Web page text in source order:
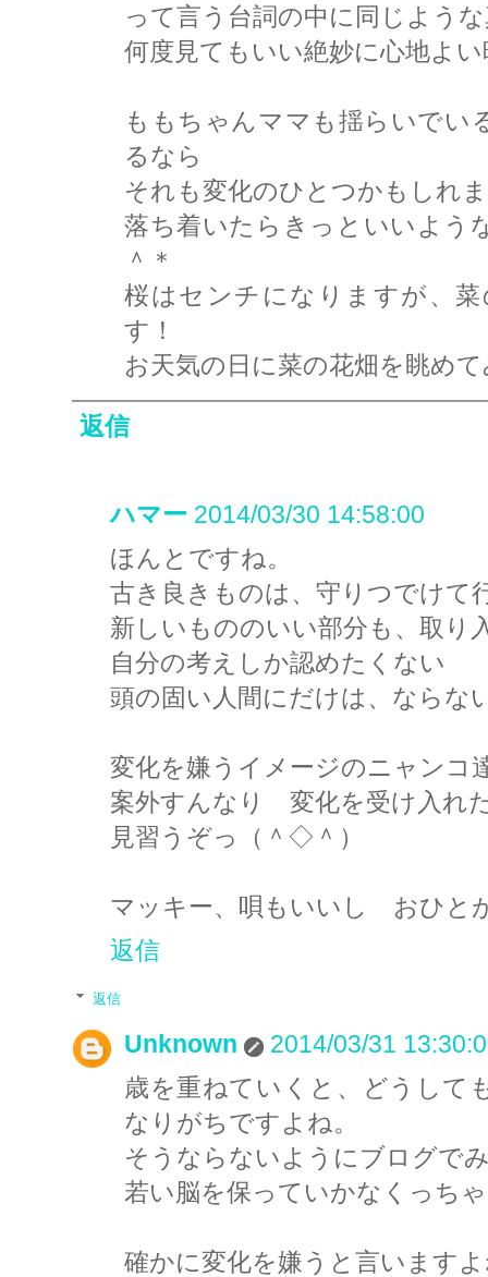
って言う台詞の中に同じよう
何度見てもいい絶妙に心地よ
ももちゃんママも揺らいでい
るなら
それも変化のひとつかもしれ
落ち着いたらきっといいよう
＾＊
桜はセンチになりますが、
す！
お天気の日に菜の花畑を眺め
返信
ハマー 2014/03/30 14:58:00
ほんとですね。
古き良きものは、守りつでけて
新しいもののいい部分も、取り
自分の考えしか認めたくない
頭の固い人間にだけは、なら
変化を嫌うイメージのニャンコ
案外すんなり 変化を受け入れ
見習うぞっ（＾◇＾）
マッキー、唄もいいし おひと
返信
返信
Unknown
2014/03/31
歳を重ねていくと、どうして
なりがちですよね。
そうならないようにブログで
若い脳を保っていかなくっち
確かに変化を嫌うと言います